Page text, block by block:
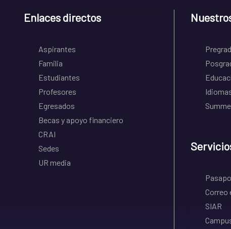
Enlaces directos
Aspirantes
Familia
Estudiantes
Profesores
Egresados
Becas y apoyo financiero
CRAI
Sedes
UR media
Correo
SIAR